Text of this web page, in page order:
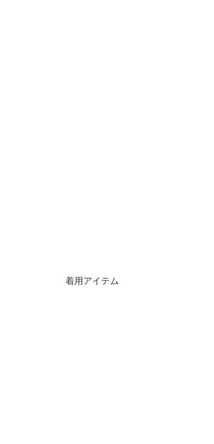
着用アイテム